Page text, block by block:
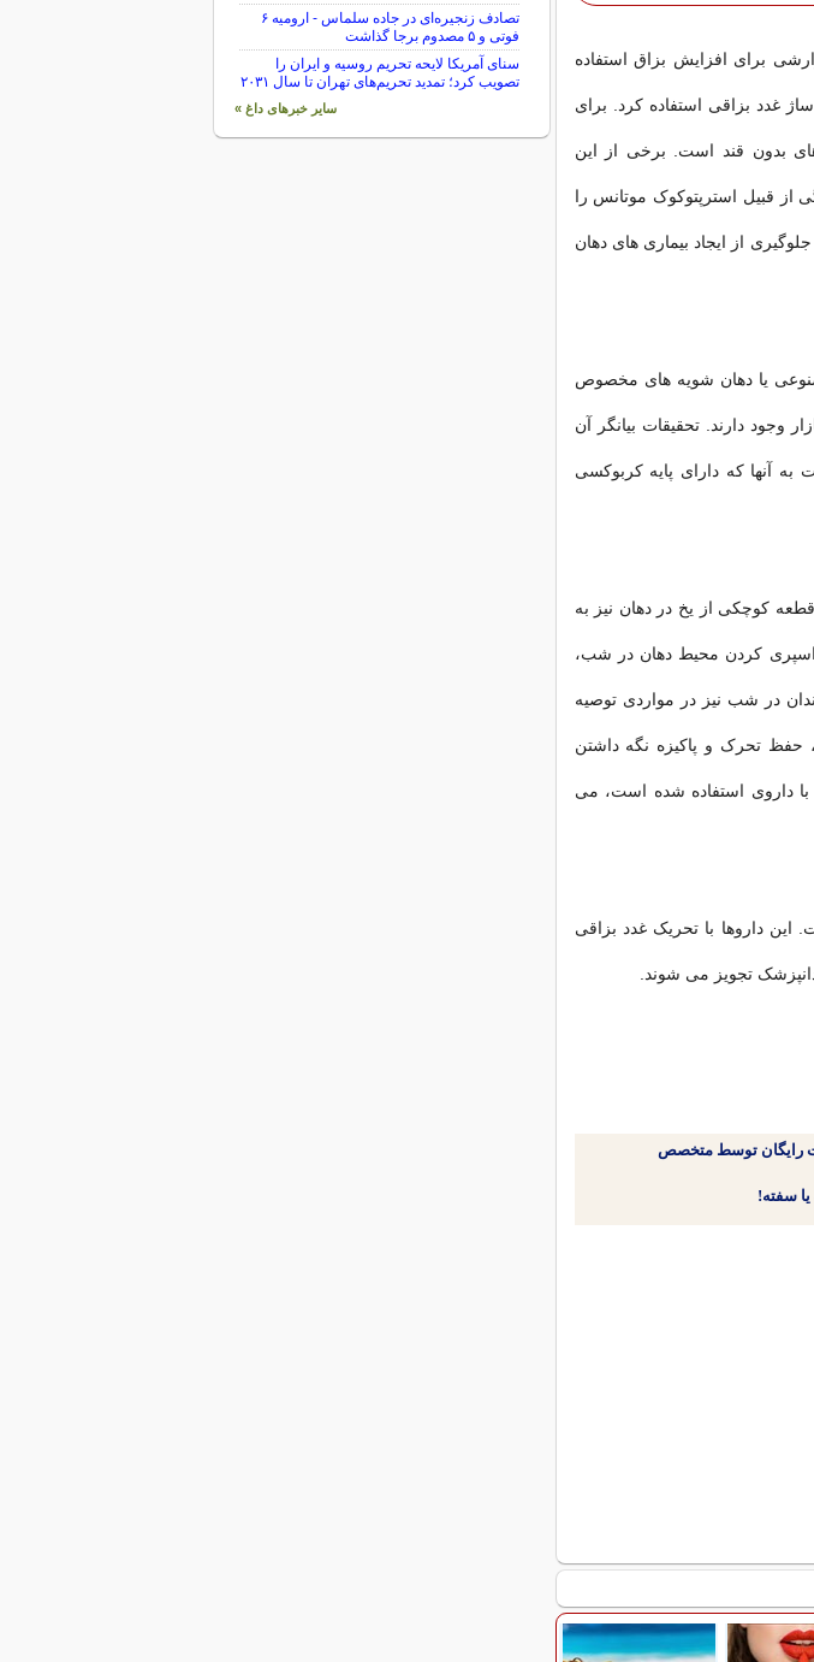
برای افزایش بزاق استفاده
غدد بزاقی استفاده کرد. برای
بدون قند است. برخی از این
از قبیل استرپتوکوک موتانس را
از ایجاد بیماری های دهان
یا دهان شویه های مخصوص
وجود دارند. تحقیقات بیانگر آن
آنها که دارای پایه کربوکسی
کوچکی از یخ در دهان نیز به
اسپری کردن محیط دهان در شب،
در شب نیز در مواردی توصیه
تحرک و پاکیزه نگه داشتن
داروی استفاده شده است، می
داروها با تحریک غدد بزاقی
تجویز می شوند.
رایگان توسط متخصص
تصادف زنجیره‌ای در جاده سلماس - ارومیه ۶
فوتی و ۵ مصدوم برجا گذاشت
سنای آمریکا لایحه تحریم روسیه و ایران را
تصویب کرد؛ تمدید تحریم‌های تهران تا سال ۲۰۳۱
سایر خبرهای داغ »